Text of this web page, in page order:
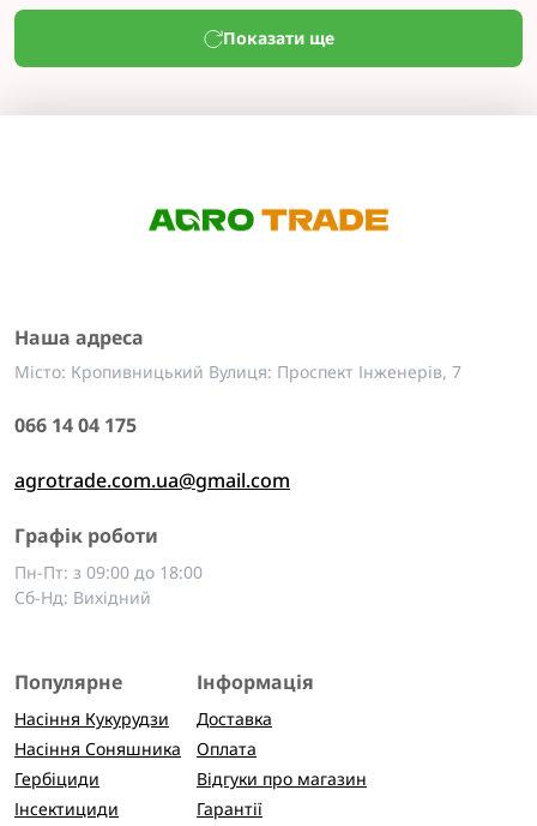
Показати ще
Наша адреса
Місто: Кропивницький Вулиця: Проспект Інженерів, 7
066 14 04 175
agrotrade.com.ua@gmail.com
Графік роботи
Пн-Пт: з 09:00 до 18:00
Сб-Нд: Вихідний
Популярне
Насіння Кукурудзи
Насіння Соняшника
Гербіциди
Інсектициди
Інформація
Доставка
Оплата
Відгуки про магазин
Гарантії